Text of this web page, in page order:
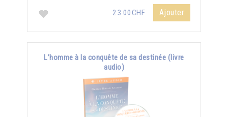
23.00CHF Ajouter
L’homme à la conquête de sa destinée (livre
audio)